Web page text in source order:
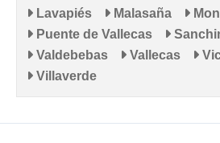
Lavapiés
Malasaña
Puente de Vallecas
Valdebebas
Vallecas
Villaverde